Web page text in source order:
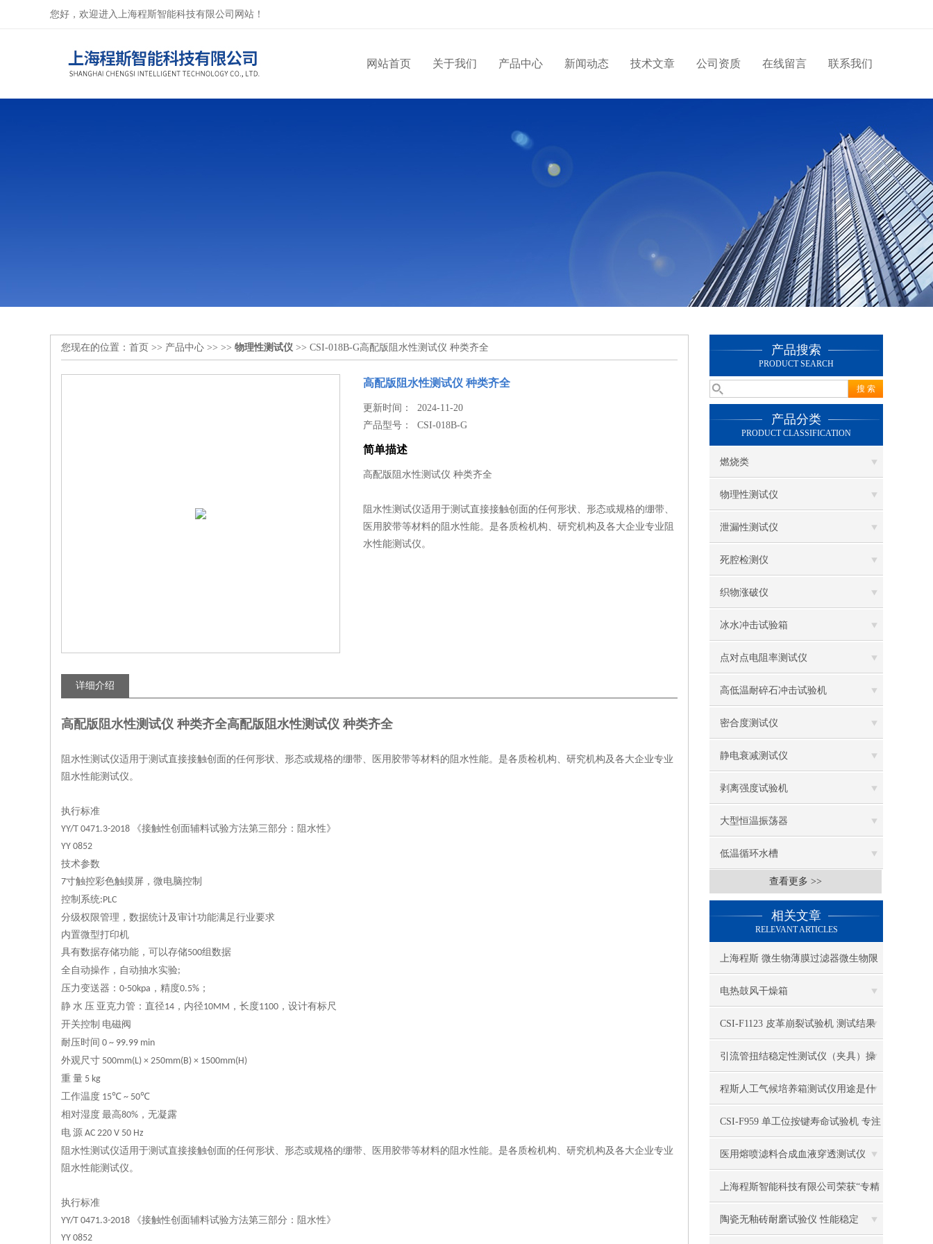
您好，欢迎进入上海程斯智能科技有限公司网站！
网站首页 关于我们 产品中心 新闻动态 技术文章 公司资质 在线留言 联系我们
您现在的位置： 首页 >> 产品中心 >> >> 物理性测试仪 >> CSI-018B-G高配版阻水性测试仪 种类齐全
高配版阻水性测试仪 种类齐全
更新时间： 2024-11-20
产品型号：CSI-018B-G
简单描述
高配版阻水性测试仪 种类齐全
阻水性测试仪适用于测试直接接触创面的任何形状、形态或规格的绷带、
医用胶带等材料的阻水性能。是各质检机构、研究机构及各大企业专业阻
水性能测试仪。
详细介绍
高配版阻水性测试仪 种类齐全高配版阻水性测试仪 种类齐全
阻水性测试仪适用于测试直接接触创面的任何形状、形态或规格的绷带、医用胶带等材料的阻水性能。是各质检机构、研究机构及各大企业专业
阻水性能测试仪。
执行标准
YY/T 0471.3-2018
《接触性创面辅料试验方法第三部分：阻水性》
YY 0852
技术参数
7寸触控彩色触摸屏，微电脑控制
控制系统:PLC
分级权限管理，数据统计及审计功能满足行业要求
内置微型打印机
具有数据存储功能，可以存储500组数据
全自动操作，自动抽水实验;
压力变送器 ： 0-50kpa ，精度0.5% ；
静 水 压 亚克力管：直径14 ，内径10MM ，长度1100 ，设计有标尺
开关控制 电磁阀
耐压时间 0 ~ 99.99 min
外观尺寸 500mm(L) × 250mm(B) × 1500mm(H)
重 量 5 kg
工作温度 15℃ ~ 50℃
相对湿度 最高80% ，无凝露
电 源 AC 220 V 50 Hz
阻水性测试仪适用于测试直接接触创面的任何形状、形态或规格的绷带、医用胶带等材料的阻水性能。是各质检机构、研究机构及各大企业专业
阻水性能测试仪。
执行标准
YY/T 0471.3-2018
《接触性创面辅料试验方法第三部分：阻水性》
YY 0852
产品搜索
PRODUCT SEARCH
产品分类
PRODUCT CLASSIFICATION
燃烧类
物理性测试仪
泄漏性测试仪
死腔检测仪
织物涨破仪
冰水冲击试验箱
点对点电阻率测试仪
高低温耐碎石冲击试验机
密合度测试仪
静电衰减测试仪
剥离强度试验机
大型恒温振荡器
低温循环水槽
低温振荡水槽
电热鼓风干燥箱
电热恒温水槽
电热恒温油浴锅
多管漩涡混匀仪
干燥箱 自然对流
高温鼓风干燥箱
恒温金属浴
恒温振荡器
精密鼓风干燥箱
精密恒温水槽
查看更多 >>
相关文章
RELEVANT ARTICLES
上海程斯 微生物薄膜过滤器微生物限
度检测仪 操作使用说明
电热鼓风干燥箱
CSI-F1123 皮革崩裂试验机 测试结果
准确
引流管扭结稳定性测试仪（夹具）操
作规程
程斯人工气候培养箱测试仪用途是什
么
CSI-F959 单工位按键寿命试验机 专注
行业多年
医用熔喷滤料合成血液穿透测试仪
上海程斯智能科技有限公司荣获“专精
特新”企业荣誉，开启科技新篇章
陶瓷无釉砖耐磨试验仪 性能稳定